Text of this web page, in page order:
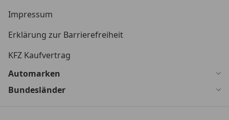
Impressum
Erklärung zur Barrierefreiheit
KFZ Kaufvertrag
Automarken
Bundesländer